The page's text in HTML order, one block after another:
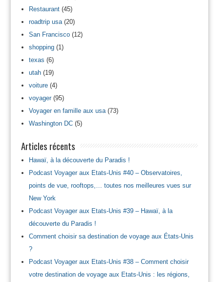
Restaurant(45)
roadtrip usa(20)
San Francisco(12)
shopping(1)
texas (6)
utah(19)
voiture(4)
voyager(95)
Voyager en famille aux usa(73)
Washington DC(5)
Articles récents
Hawaï, à la découverte du Paradis !
Podcast Voyager aux Etats-Unis #40 – Observatoires,
points de vue, rooftops,… toutes nos meilleures vues sur
New York
Podcast Voyager aux Etats-Unis #39 – Hawaï, à la
découverte du Paradis !
Comment choisir sa destination de voyage aux États-Unis
?
Podcast Voyager aux Etats-Unis #38 – Comment choisir
votre destination de voyage aux Etats-Unis : les régions,